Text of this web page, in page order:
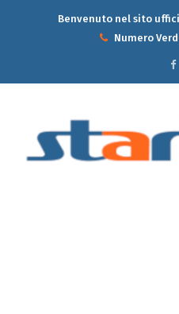
Benvenuto nel sito
Numero